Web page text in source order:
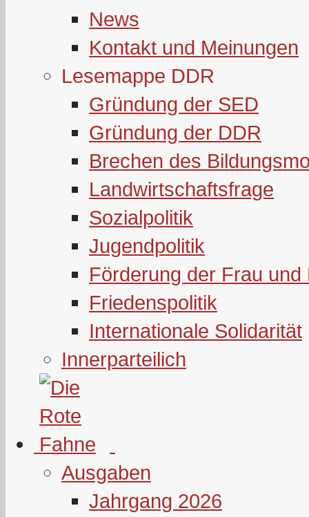
News
Kontakt und Meinungen
Lesemappe DDR
Gründung der SED
Gründung der DDR
Brechen des
Landwirtschaftsfrage
Sozialpolitik
Jugendpolitik
Förderung der Frau und
Friedenspolitik
Internationale Solidarität
Innerparteilich
Ausgaben
Jahrgang 2026